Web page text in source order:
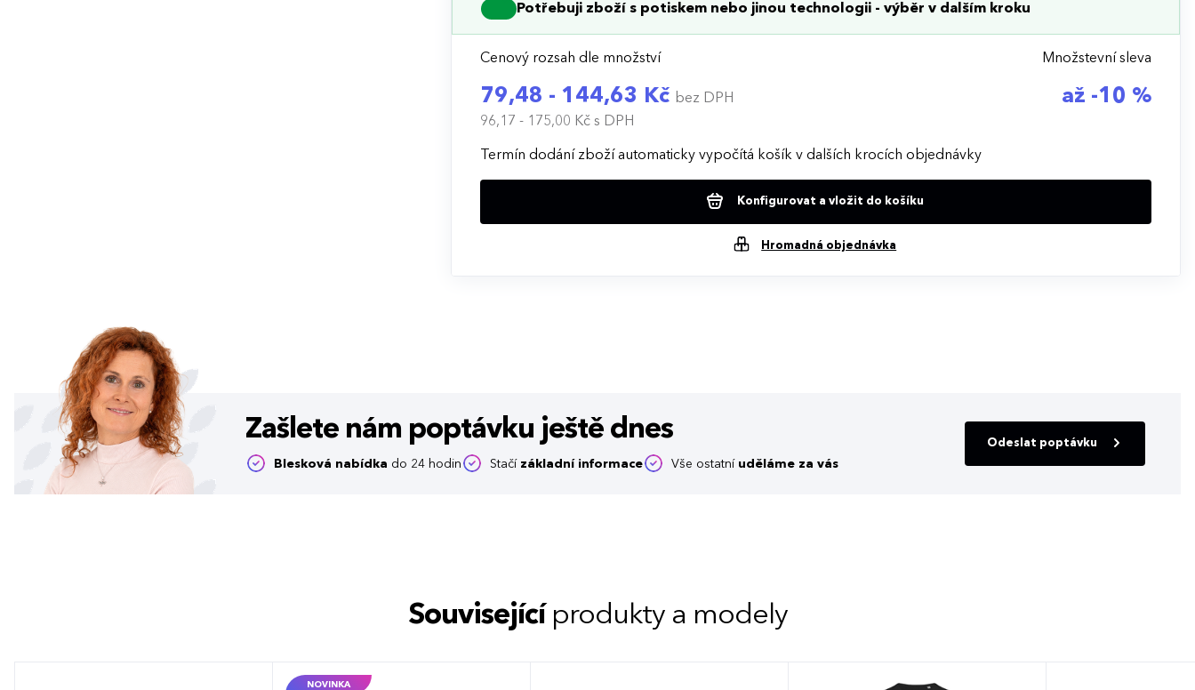
Potřebuji zboží s potiskem nebo jinou technologii - výběr v dalším kroku
Cenový rozsah dle množství
79,48 - 144,63 Kč bez DPH
96,17 - 175,00 Kčs DPH
Množstevní sleva
až -10 %
Termín dodání zboží automaticky vypočítá košík v dalších krocích objednávky
Konfigurovat a vložit do košíku
Hromadná objednávka
Zašlete nám poptávku ještě dnes
Blesková nabídka do 24 hodin Stačí základní informace Vše ostatní uděláme za vás
Odeslat poptávku
Související produkty a modely
NOVINKA